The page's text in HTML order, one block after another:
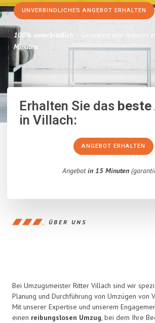
UNVERBINDLICHES ANGEBOT ERHALTEN
100% unverbindlich – Garantiert eine Antwort
Minuten.
Erhalten Sie das
in Villach:
ANGEBOT ERHALTEN
Angebotin 15 Minuten
ÜBER UNS
Bei Umzugsmeister Ritter Villach sind wir
Planung und Durchführung von Umzügen von
Mit unserer Expertise und unserem
einen reibungslosen Umzug, bei dem Ihre